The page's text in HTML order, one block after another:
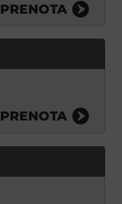
PRENOTA
PRENOTA